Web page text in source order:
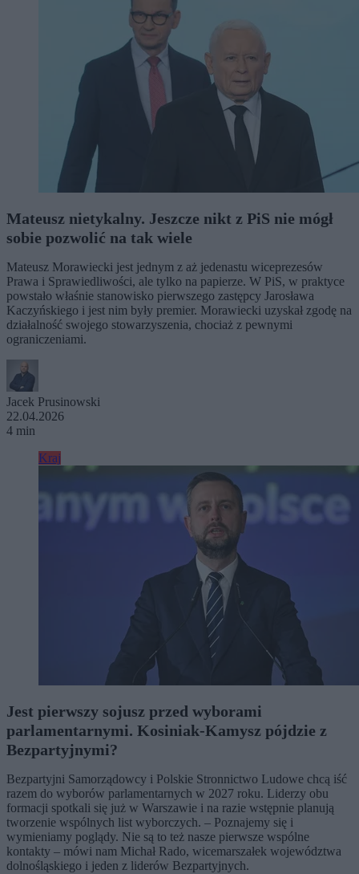
Mateusz nietykalny. Jeszcze nikt z PiS nie mógł
sobie pozwolić na tak wiele
Mateusz Morawiecki jest jednym z aż jedenastu wiceprezesów
Prawa i Sprawiedliwości, ale tylko na papierze. W PiS, w praktyce
powstało właśnie stanowisko pierwszego zastępcy Jarosława
Kaczyńskiego i jest nim były premier. Morawiecki uzyskał zgodę na
działalność swojego stowarzyszenia, chociaż z pewnymi
ograniczeniami.
Jacek Prusinowski
22.04.2026
4 min
Kraj
Jest pierwszy sojusz przed wyborami
parlamentarnymi. Kosiniak-Kamysz pójdzie z
Bezpartyjnymi?
Bezpartyjni Samorządowcy i Polskie Stronnictwo Ludowe chcą iść
razem do wyborów parlamentarnych w 2027 roku. Liderzy obu
formacji spotkali się już w Warszawie i na razie wstępnie planują
tworzenie wspólnych list wyborczych. – Poznajemy się i
wymieniamy poglądy. Nie są to też nasze pierwsze wspólne
kontakty – mówi nam Michał Rado, wicemarszałek województwa
dolnośląskiego i jeden z liderów Bezpartyjnych.